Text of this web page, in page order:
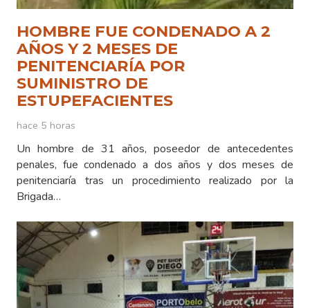
HOMBRE FUE CONDENADO A 2
AÑOS Y 2 MESES DE
PENITENCIARÍA POR
SUMINISTRO DE
ESTUPEFACIENTES
hace 5 horas
Un hombre de 31 años, poseedor de antecedentes
penales, fue condenado a dos años y dos meses de
penitenciaría tras un procedimiento realizado por la
Brigada…